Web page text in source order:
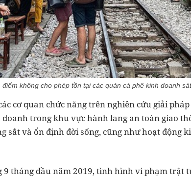
không cho phép tồn tại các quán cà phê kinh doanh
cơ quan chức năng trên nghiên cứu giải
trong khu vực hành lang an toàn giao
sắt và ổn định đời sống, cũng như hoạt động
9 tháng đầu năm 2019, tình hình vi phạm trật